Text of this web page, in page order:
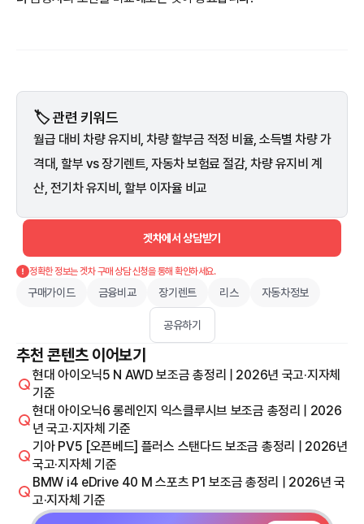
🏷️ 관련 키워드
월급 대비 차량 유지비, 차량 할부금 적정 비율, 소득별 차량 가
격대, 할부 vs 장기렌트, 자동차 보험료 절감, 차량 유지비 계
산, 전기차 유지비, 할부 이자율 비교
겟차에서 상담받기
정확한 정보는 겟차 구매 상담 신청을 통해 확인하세요.
구매가이드 금융비교 장기렌트 리스 자동차정보
공유하기
추천 콘텐츠 이어보기
현대 아이오닉5 N AWD 보조금 총정리 | 2026년 국고·지자체
기준
현대 아이오닉6 롱레인지 익스클루시브 보조금 총정리 | 2026
년 국고·지자체 기준
기아 PV5 [오픈베드] 플러스 스탠다드 보조금 총정리 | 2026년
국고·지자체 기준
BMW i4 eDrive 40 M 스포츠 P1 보조금 총정리 | 2026년 국
고·지자체 기준